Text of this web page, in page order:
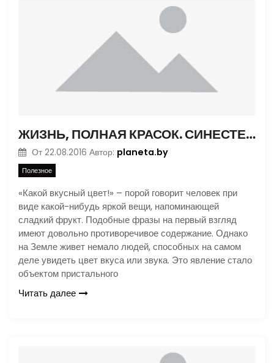
ЖИЗНЬ, ПОЛНАЯ КРАСОК. СИНЕСТЕЗИЯ
От 22.08.2016 Автор: planeta.by
Полезное
«Какой вкусный цвет!» – порой говорит человек при
виде какой-нибудь яркой вещи, напоминающей
сладкий фрукт. Подобные фразы на первый взгляд
имеют довольно противоречивое содержание. Однако
на Земле живет немало людей, способных на самом
деле увидеть цвет вкуса или звука. Это явление стало
объектом пристального
Читать далее